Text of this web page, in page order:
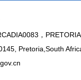
，
Pretoria,South